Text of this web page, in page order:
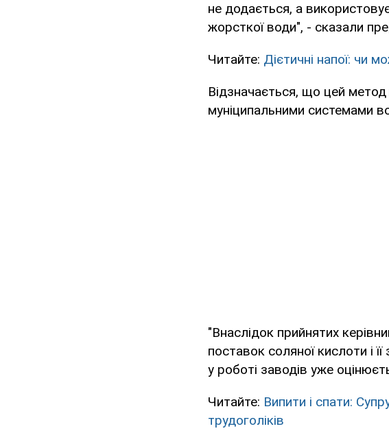
не додається, а
жорсткої води", - сказали
Читайте: Дієтичні напої: чи
Відзначається, що цей
муніципальними системами
"Внаслідок прийнятих
поставок соляної кислоти і
у роботі заводів уже
Читайте: Випити і спати:
трудоголіків